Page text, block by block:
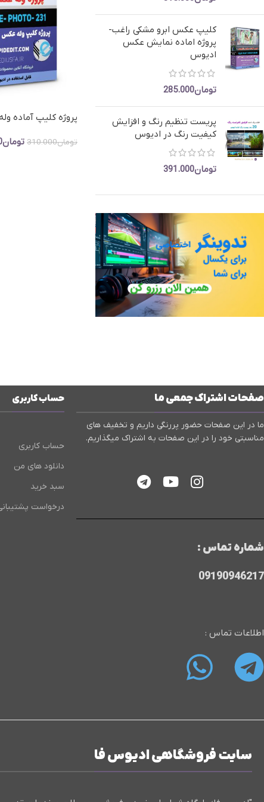
کلیپ
کلیپ عکس ابرو مشکی راغب-
پروژه اماده نمایش عکس
ادیوس
تومان285.000
پریست تنظیم رنگ و افزایش
کیفیت رنگ در ادیوس
تومان391.000
پروژه کلیپ آماده
تومان310.000 تومان
صفحات اشتراک جمعی ما
ما در این صفحات حضور پررنگی داریم و تخفیف های
مناسبتی خود را در این صفحات به اشتراک میگذاریم.
شماره تماس :
09190946217
اطلاعات تماس :
حساب کاربری
حساب کاربری
دانلود های من
سبد خرید
درخواست
سایت فروشگاهی ادیوس فا